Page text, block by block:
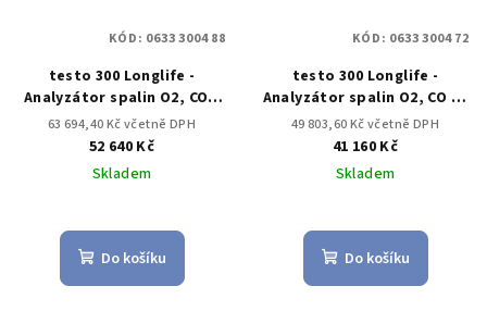
testo 300 Longlife -
Analyzátor spalin O2, CO s
kompenzací H2 až do 30,000
ppm, NO – možnost
doplnění)
63 694,40 Kč včetně DPH
52 640 Kč
Skladem
Do košíku
KÓD: 0633 3004 88
testo 300 Longlife -
Analyzátor spalin O2, CO až
do 4,000 ppm, NO –
dodatečně
namontovatelný
49 803,60 Kč včetně DPH
41 160 Kč
Skladem
Do košíku
KÓD: 0633 3004 72